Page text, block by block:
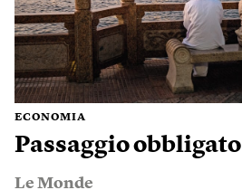
ECONOMIA
Passaggio obbligato
Le Monde